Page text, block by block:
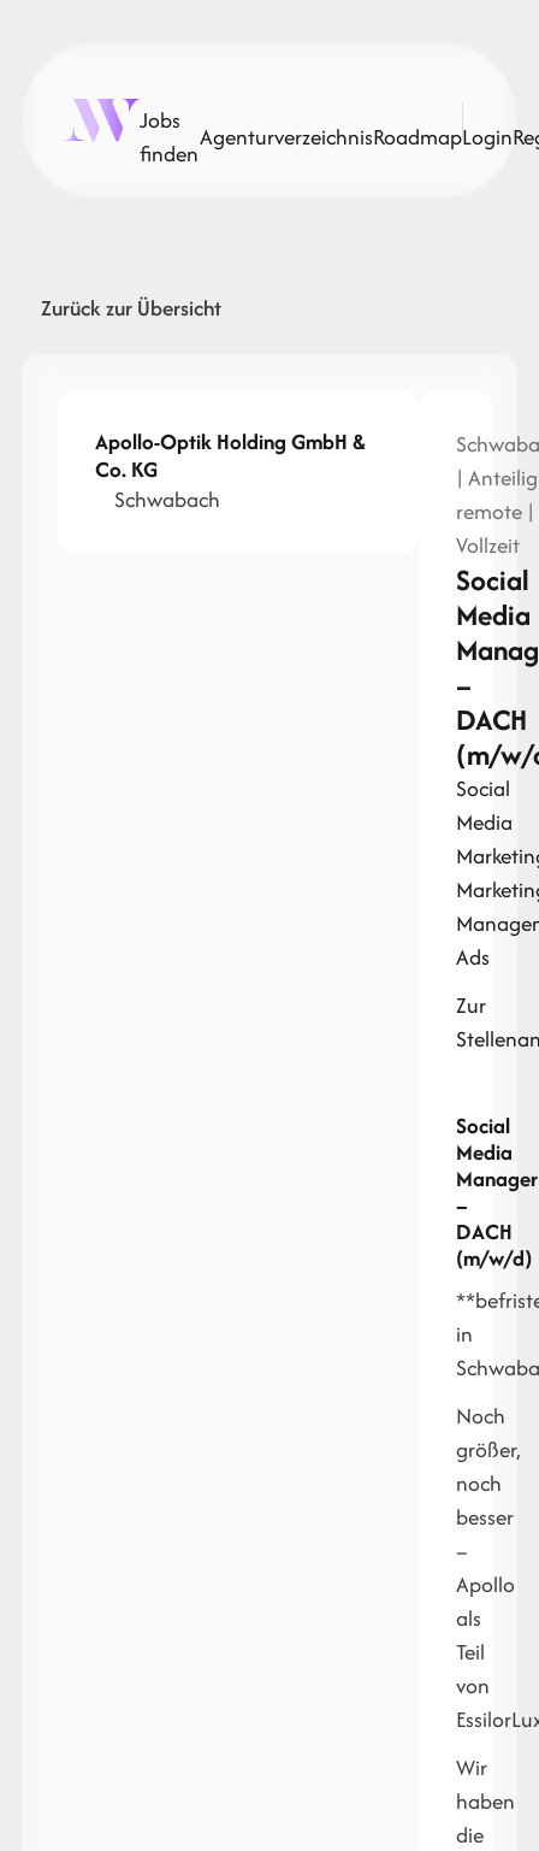
Jobs
finden
AgenturverzeichnisRoadmapLogin
Zurück zur Übersicht
Apollo-Optik Holding GmbH &
Co. KG
Schwabach
| Anteilig
remote |
Vollzeit
Social
Media
–
DACH
(m/
Social
Media
Ads
Zur
Social
Media
Manager
–
DACH
(m/w/d)
in
Noch
größer,
noch
besser
–
Apollo
als
Teil
von
Wir
haben
die